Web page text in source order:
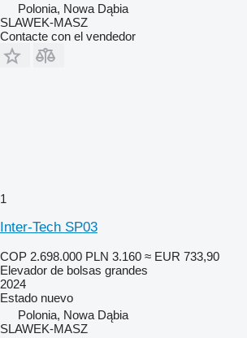
Polonia, Nowa Dąbia
SLAWEK-MASZ
Contacte con el vendedor
1
Inter-Tech SP03
COP 2.698.000 PLN 3.160 ≈ EUR 733,90
Elevador de bolsas grandes
2024
Estado nuevo
Polonia, Nowa Dąbia
SLAWEK-MASZ